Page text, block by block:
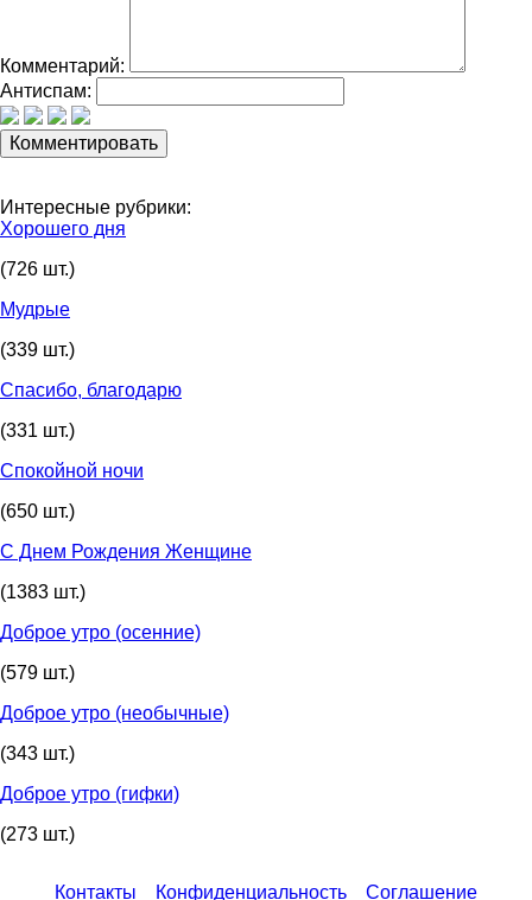
Комментарий:
Антиспам:
Интересные рубрики:
Хорошего дня
(726 шт.)
Мудрые
(339 шт.)
Спасибо, благодарю
(331 шт.)
Спокойной ночи
(650 шт.)
С Днем Рождения Женщине
(1383 шт.)
Доброе утро (осенние)
(579 шт.)
Доброе утро (необычные)
(343 шт.)
Доброе утро (гифки)
(273 шт.)
Контакты Конфиденциальность Соглашение